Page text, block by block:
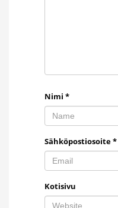
Nimi *
Sähköpostiosoite*
Kotisivu